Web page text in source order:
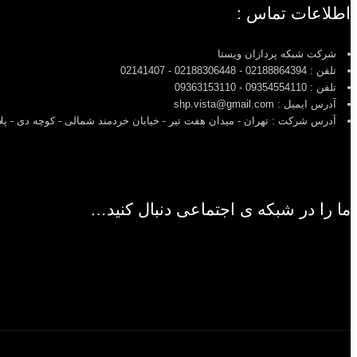
اطلاعات تماس :
شرکت شبکه پردازان ویستا
تلفن : 02188864394 - 02188306448 - 02141407
تلفن : 09354554110 - 09363153110
آدرس ایمیل : shp.vista@gmail.com
آدرس شرکت : تهران - میدان هفت تیر - خیابان خردمند شمالی - کوچه دی - پلاک 2 - طبقه 5 -
ما را در شبکه ی اجتماعی دنبال کنید…